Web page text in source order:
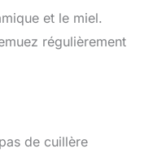
et le miel.
régulièrement
de cuillère